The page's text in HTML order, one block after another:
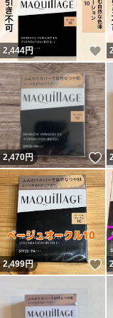
2,444円
2,470円
2,499円